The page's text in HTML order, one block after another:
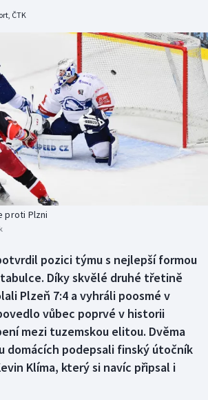
, ČTK
proti Plzni
pozici týmu s nejlepší formou
Díky skvělé druhé třetině
Plzeň 7:4 a vyhráli poosmé v
vůbec poprvé v historii
mezi tuzemskou elitou. Dvěma
domácích podepsali finský útočník
Klíma, který si navíc připsal i